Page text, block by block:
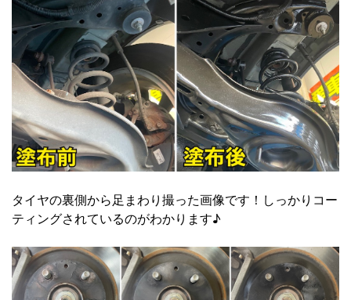
タイヤの裏側から足まわり撮った画像です！しっかりコー
ティングされているのがわかります♪